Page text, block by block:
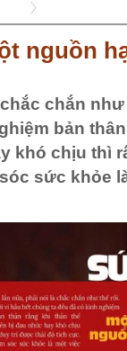
nguồn
chắn
bản
khó chịu thì
sức khỏe